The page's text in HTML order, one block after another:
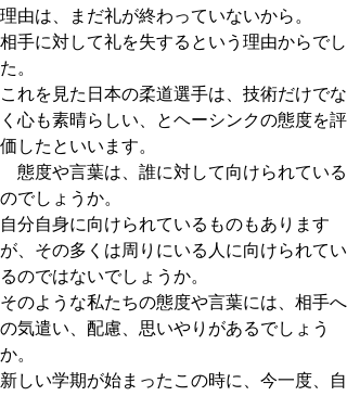
理由は、まだ礼が終わっていないから。
相手に対して礼を失するという理由からでし
た。
これを見た日本の柔道選手は、技術だけでな
く心も素晴らしい、とヘーシンクの態度を評
価したといいます。
態度や言葉は、誰に対して向けられている
のでしょうか。
自分自身に向けられているものもあります
が、その多くは周りにいる人に向けられてい
るのではないでしょうか。
そのような私たちの態度や言葉には、相手へ
の気遣い、配慮、思いやりがあるでしょう
か。
新しい学期が始まったこの時に、今一度、自